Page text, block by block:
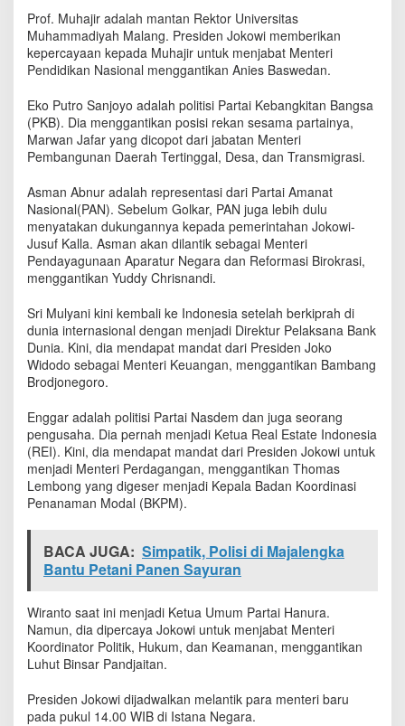
d
I
Prof. Muhajir adalah mantan Rektor Universitas
Muhammadiyah Malang. Presiden Jokowi memberikan
kepercayaan kepada Muhajir untuk menjabat Menteri
Pendidikan Nasional menggantikan Anies Baswedan.
Eko Putro Sanjoyo adalah politisi Partai Kebangkitan Bangsa
(PKB). Dia menggantikan posisi rekan sesama partainya,
Marwan Jafar yang dicopot dari jabatan Menteri
Pembangunan Daerah Tertinggal, Desa, dan Transmigrasi.
Asman Abnur adalah representasi dari Partai Amanat
Nasional(PAN). Sebelum Golkar, PAN juga lebih dulu
menyatakan dukungannya kepada pemerintahan Jokowi-
Jusuf Kalla. Asman akan dilantik sebagai Menteri
Pendayagunaan Aparatur Negara dan Reformasi Birokrasi,
menggantikan Yuddy Chrisnandi.
Sri Mulyani kini kembali ke Indonesia setelah berkiprah di
dunia internasional dengan menjadi Direktur Pelaksana Bank
Dunia. Kini, dia mendapat mandat dari Presiden Joko
Widodo sebagai Menteri Keuangan, menggantikan Bambang
Brodjonegoro.
Enggar adalah politisi Partai Nasdem dan juga seorang
pengusaha. Dia pernah menjadi Ketua Real Estate Indonesia
(REI). Kini, dia mendapat mandat dari Presiden Jokowi untuk
menjadi Menteri Perdagangan, menggantikan Thomas
Lembong yang digeser menjadi Kepala Badan Koordinasi
Penanaman Modal (BKPM).
BACA JUGA: Simpatik, Polisi di Majalengka
Bantu Petani Panen Sayuran
Wiranto saat ini menjadi Ketua Umum Partai Hanura.
Namun, dia dipercaya Jokowi untuk menjabat Menteri
Koordinator Politik, Hukum, dan Keamanan, menggantikan
Luhut Binsar Pandjaitan.
Presiden Jokowi dijadwalkan melantik para menteri baru
pada pukul 14.00 WIB di Istana Negara.